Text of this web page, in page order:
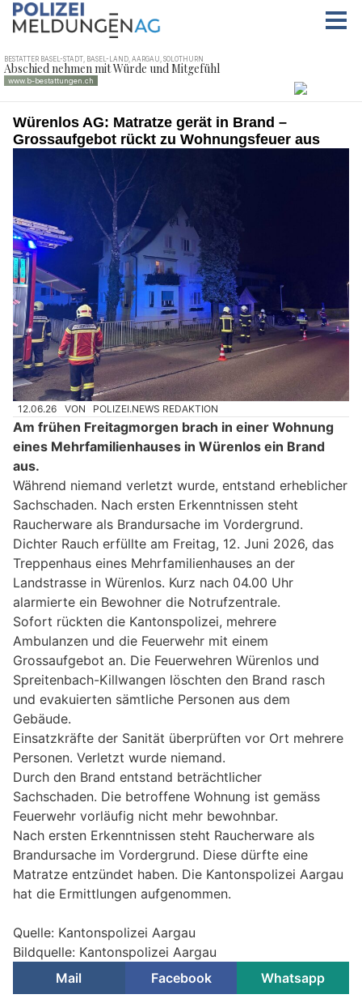
Würenlos AG: Matratze gerät in Brand –
Grossaufgebot rückt zu Wohnungsfeuer aus
12.06.26 VON POLIZEI.NEWS REDAKTION
Am frühen Freitagmorgen brach in einer Wohnung
eines Mehrfamilienhauses in Würenlos ein Brand
aus.
Während niemand verletzt wurde, entstand erheblicher
Sachschaden. Nach ersten Erkenntnissen steht
Raucherware als Brandursache im Vordergrund.
Dichter Rauch erfüllte am Freitag, 12. Juni 2026, das
Treppenhaus eines Mehrfamilienhauses an der
Landstrasse in Würenlos. Kurz nach 04.00 Uhr
alarmierte ein Bewohner die Notrufzentrale.
Sofort rückten die Kantonspolizei, mehrere
Ambulanzen und die Feuerwehr mit einem
Grossaufgebot an. Die Feuerwehren Würenlos und
Spreitenbach-Killwangen löschten den Brand rasch
und evakuierten sämtliche Personen aus dem
Gebäude.
Einsatzkräfte der Sanität überprüften vor Ort mehrere
Personen. Verletzt wurde niemand.
Durch den Brand entstand beträchtlicher
Sachschaden. Die betroffene Wohnung ist gemäss
Feuerwehr vorläufig nicht mehr bewohnbar.
Nach ersten Erkenntnissen steht Raucherware als
Brandursache im Vordergrund. Diese dürfte eine
Matratze entzündet haben. Die Kantonspolizei Aargau
hat die Ermittlungen aufgenommen.
Quelle: Kantonspolizei Aargau
Bildquelle: Kantonspolizei Aargau
Mail
Facebook Whatsapp